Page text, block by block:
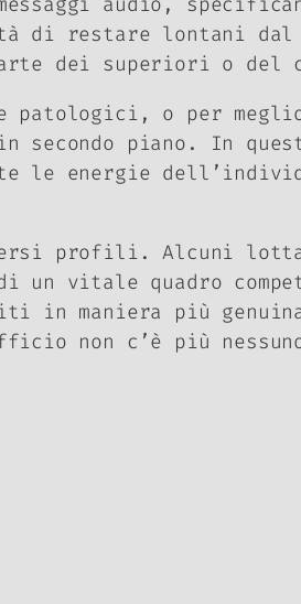
di restare lontani
dei superiori o del
patologici, o per
secondo piano. In
le energie
profili. Alcuni
un vitale quadro
in maniera più
non c’è più